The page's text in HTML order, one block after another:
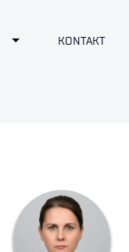
Toggle Dropdown
KONTAKT